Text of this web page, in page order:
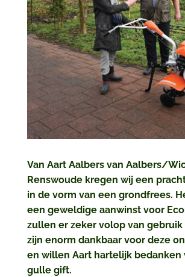
Van Aart Aalbers van Aalbers/
Renswoude kregen wij een
in de vorm van een grondfrees.
een geweldige aanwinst voor
zullen er zeker volop van gebruik
zijn enorm dankbaar voor deze
en willen Aart hartelijk bedanken
gulle gift.